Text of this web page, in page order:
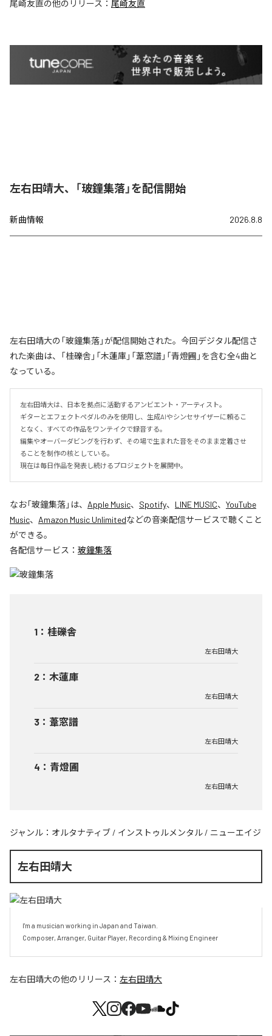
尾崎友直の他のリリース： 尾崎友直
左右田靖大、「玻鐘集落」を配信開始
新曲情報 2026.8.8
左右田靖大の「玻鐘集落」が配信開始された。今回デジタル配信さ
れた楽曲は、「桂礫舎」「木蓮庫」「葦窓譜」「青燈圃」を含む全4曲と
なっている。
左右田靖大は、日本を拠点に活動するアンビエント・アーティスト。
ギターとエフェクトペダルのみを使用し、生成AIやシンセサイザーに頼るこ
となく、すべての作品をワンテイクで録音する。
編集やオーバーダビングを行わず、その場で生まれた音をそのまま定着させ
ることを制作の核としている。
現在は毎日作品を発表し続けるプロジェクトを展開中。
なお「玻鐘集落」は、 Apple Music、 Spotify、 LINE MUSIC、 YouTube
Music、 Amazon Music Unlimitedなどの音楽配信サービスで聴くこと
ができる。
各配信サービス： 玻鐘集落
1 ： 桂礫舎
左右田靖大
2 ： 木蓮庫
左右田靖大
3 ： 葦窓譜
左右田靖大
4 ： 青燈圃
左右田靖大
ジャンル： オルタナティブ / インストゥルメンタル / ニューエイジ
左右田靖大
I'm a musician working in Japan and Taiwan.
Composer, Arranger, Guitar Player, Recording & Mixing Engineer
左右田靖大の他のリリース： 左右田靖大